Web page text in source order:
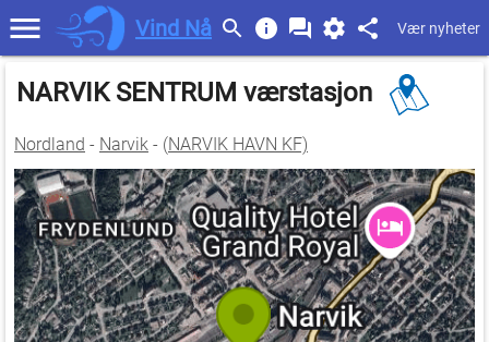
Vind Nå Vær nyheter
NARVIK SENTRUM værstasjon
Nordland - Narvik - (NARVIK HAVN KF)